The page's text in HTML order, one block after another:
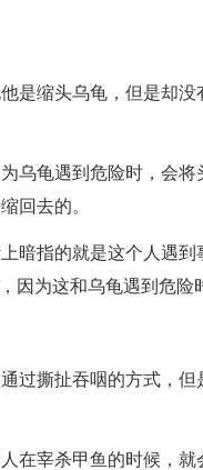
是缩头乌龟，但是却
乌龟遇到危险时，会
回去的。
暗指的就是这个人遇
因为这和乌龟遇到危险
过撕扯吞咽的方式，
在宰杀甲鱼的时候，